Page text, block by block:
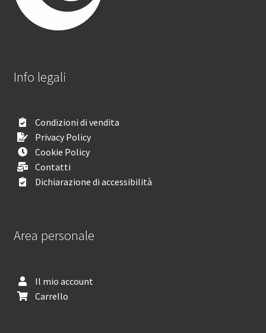
Info legali
Condizioni di vendita
Privacy Policy
Cookie Policy
Contatti
Dichiarazione di accessibilità
Area personale
Il mio account
Carrello